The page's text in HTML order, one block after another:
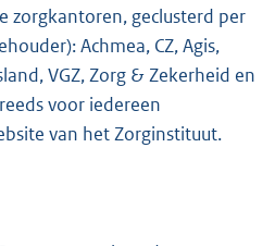
zorgkantoren, geclusterd per
Achmea, CZ, Agis,
VGZ, Zorg & Zekerheid en
voor iedereen
van het Zorginstituut.